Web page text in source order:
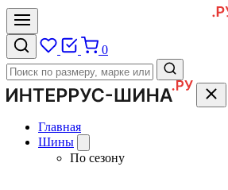
0
Главная
Шины
По сезону